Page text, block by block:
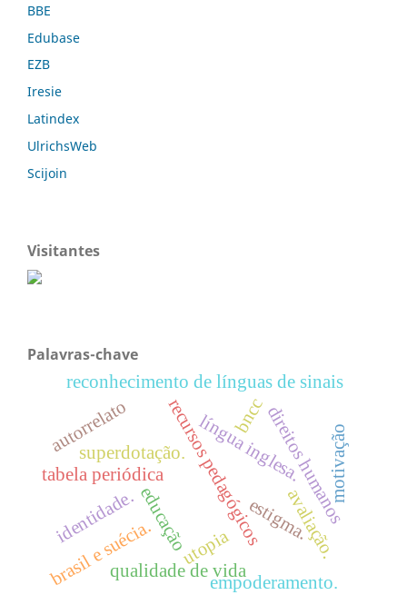
BBE
Edubase
EZB
Iresie
Latindex
UlrichsWeb
Scijoin
Visitantes
Palavras-chave
educação
tabela periódicarecursos pedagógicos
língua inglesa.
brasil e suécia.
reconhecimento de línguas de sinais
estigma.
direitos humanos
superdotação. motivação
utopia avaliação.
identidade.
autorrelato
qualidade de vida
bncc
empoderamento.